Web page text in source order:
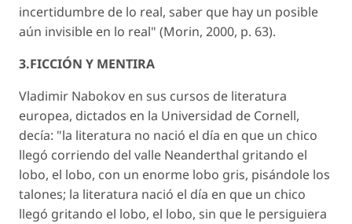
incertidumbre de lo real, saber que hay un posible
aún invisible en lo real" (Morin, 2000, p. 63).
3.FICCIÓN Y MENTIRA
Vladimir Nabokov en sus cursos de literatura
europea, dictados en la Universidad de Cornell,
decía: "la literatura no nació el día en que un chico
llegó corriendo del valle Neanderthal gritando el
lobo, el lobo, con un enorme lobo gris, pisándole los
talones; la literatura nació el día en que un chico
llegó gritando el lobo, el lobo, sin que le persiguiera